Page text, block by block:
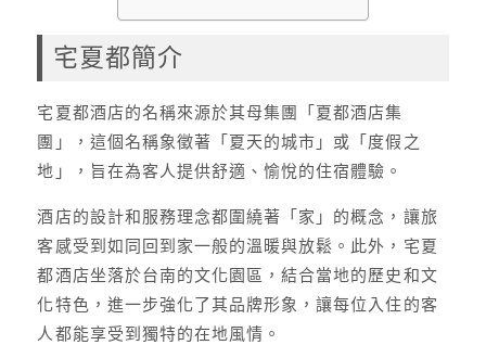
宅夏都簡介
宅夏都酒店的名稱來源於其母集團「夏都酒店集
團」，這個名稱象徵著「夏天的城市」或「度假之
地」，旨在為客人提供舒適、愉悅的住宿體驗。
酒店的設計和服務理念都圍繞著「家」的概念，讓旅
客感受到如同回到家一般的溫暖與放鬆。此外，宅夏
都酒店坐落於台南的文化園區，結合當地的歷史和文
化特色，進一步強化了其品牌形象，讓每位入住的客
人都能享受到獨特的在地風情。